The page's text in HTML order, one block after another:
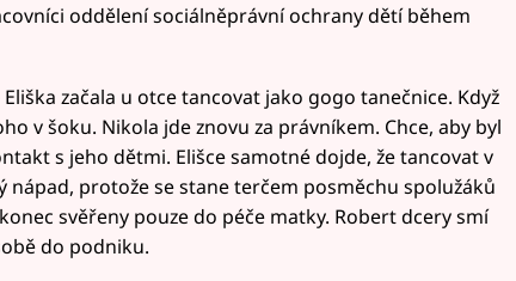
oddělení sociálněprávní ochrany dětí během
začala u otce tancovat jako gogo tanečnice. Když
v šoku. Nikola jde znovu za právníkem. Chce, aby byl
s jeho dětmi. Elišce samotné dojde, že tancovat v
protože se stane terčem posměchu spolužáků
svěřeny pouze do péče matky. Robert dcery smí
do podniku.